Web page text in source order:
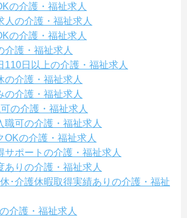
の介護・福祉求人
人の介護・福祉求人
の介護・福祉求人
介護・福祉求人
110日以上の介護・福祉求人
の介護・福祉求人
の介護・福祉求人
の介護・福祉求人
職可の介護・福祉求人
OKの介護・福祉求人
サポートの介護・福祉求人
ありの介護・福祉求人
･介護休暇取得実績ありの介護・福祉
介護・福祉求人